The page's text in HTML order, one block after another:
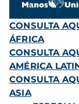
CONSULTA
ÁFRICA
CONSULTA
AMÉRICA
CONSULTA
ASIA